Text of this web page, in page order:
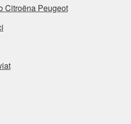
Citroëna Peugeot